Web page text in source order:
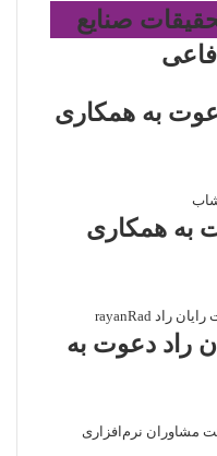
صنایع
به همکاری
به همکاری
راد دعوت به